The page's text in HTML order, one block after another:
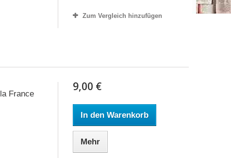
Zum Vergleich hinzufügen
France
9,00 €
In den Warenkorb
Mehr